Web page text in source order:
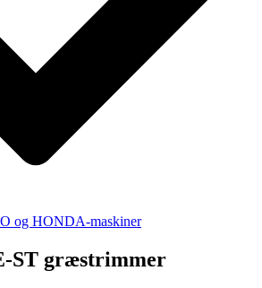
og HONDA-maskiner
ST græstrimmer